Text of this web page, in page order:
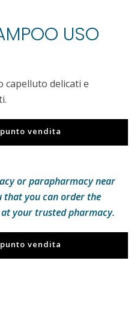
USO
capelluto delicati e
vendita
or parapharmacy near
that you can order the
your trusted pharmacy.
vendita